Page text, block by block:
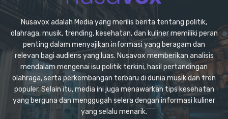
Nusavox adalah Media yang merilis berita tentang politik,
olahraga, musik, trending, kesehatan, dan kuliner memiliki peran
penting dalam menyajikan informasi yang beragam dan
relevan bagi audiens yang luas. Nusavox memberikan analisis
mendalam mengenai isu politik terkini, hasil pertandingan
olahraga, serta perkembangan terbaru di dunia musik dan tren
populer. Selain itu, media ini juga menawarkan tips kesehatan
yang berguna dan menggugah selera dengan informasi kuliner
yang selalu menarik.